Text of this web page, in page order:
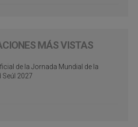
MÁS VISTAS
de la Jornada Mundial de la
Seúl 2027